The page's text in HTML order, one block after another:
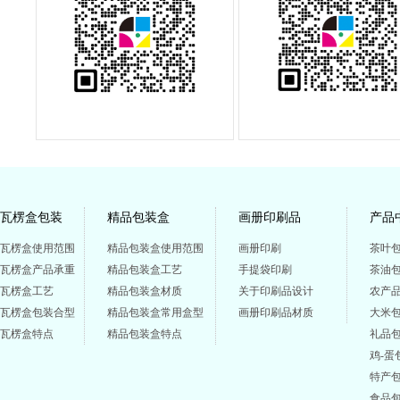
瓦楞盒包装
瓦楞盒使用范围
瓦楞盒产品承重
瓦楞盒工艺
瓦楞盒包装合型
瓦楞盒特点
精品包装盒
精品包装盒使用范围
精品包装盒工艺
精品包装盒材质
精品包装盒常用盒型
精品包装盒特点
画册印刷品
画册印刷
手提袋印刷
关于印刷品设计
画册印刷品材质
产品
茶叶
茶油
农产
大米
礼品
鸡-蛋
特产